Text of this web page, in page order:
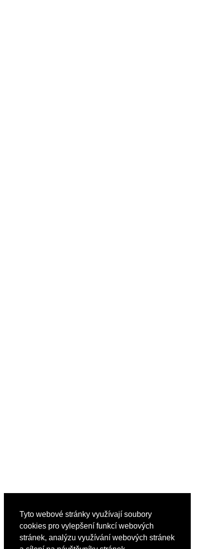
Tyto webové stránky využívají soubory
cookies pro vylepšení funkcí webových
stránek, analýzu využívání webových stránek